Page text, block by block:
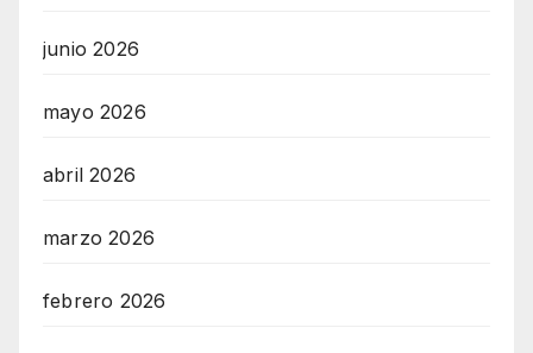
junio 2026
mayo 2026
abril 2026
marzo 2026
febrero 2026